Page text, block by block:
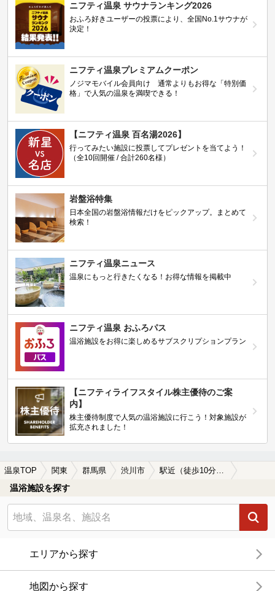
ニフティ温泉 サウナランキング2026
おふろ好きユーザーの投票により、全国No.1サウナが
決定！
ニフティ温泉プレミアムクーポン
ノジマモバイル会員向け 通常よりもお得な「特別価
格」で人気の温泉を満喫できる！
【ニフティ温泉 百名湯2026】
行ってみたい施設に投票してプレゼントを当てよう！
（全10回開催 / 合計260名様）
岩盤浴特集
日本全国の岩盤浴情報だけをピックアップ。まとめて
検索！
ニフティ温泉ニュース
温泉にもっと行きたくなる！お得な情報を掲載中
ニフティ温泉 おふろパス
温浴施設をお得に楽しめるサブスクリプションプラン
【ニフティライフスタイル株主優待のご案
内】
株主優待制度で人気の温浴施設に行こう！対象施設が
拡充されました！
温泉TOP 関東 群馬県 渋川市 駅近（徒歩10分以内）の渋川市の温泉、日帰り温泉、スーパー銭湯おすすめ
温浴施設を探す
エリアから探す
地図から探す